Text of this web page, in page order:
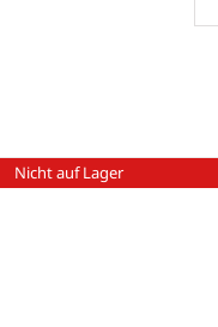
Nicht auf Lager